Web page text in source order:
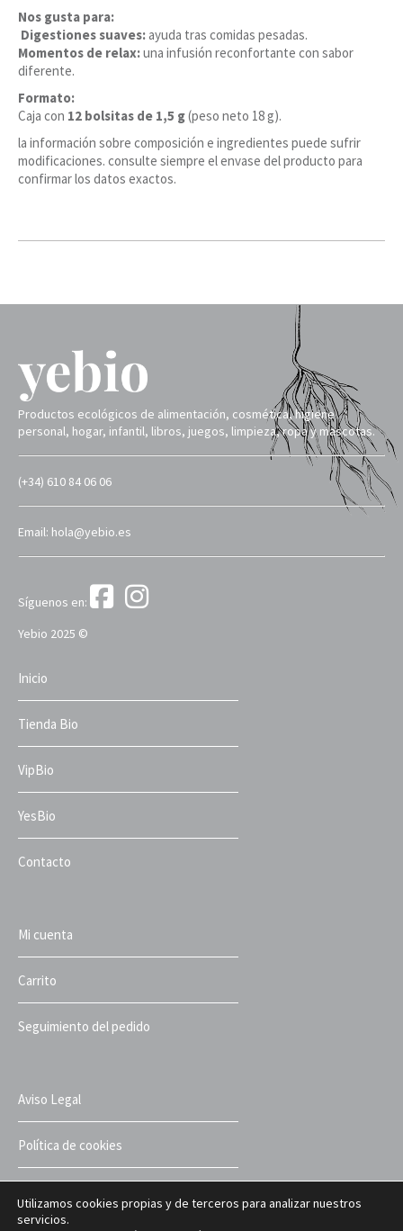
Nos gusta para:
Digestiones suaves: ayuda tras comidas pesadas.
Momentos de relax:una infusión reconfortante con sabor
diferente.
Formato:
Caja con 12 bolsitas de 1,5 g(peso neto 18 g).
la información sobre composición e ingredientes puede sufrir
modificaciones. consulte siempre el envase del producto para
confirmar los datos exactos.
Productos ecológicos de alimentación, cosmética, higiene
personal, hogar, infantil, libros, juegos, limpieza, ropa y mascotas.
(+34) 610 84 06 06
Email: hola@yebio.es
Síguenos en:
Yebio 2025 ©
Inicio
Tienda Bio
VipBio
YesBio
Contacto
Mi cuenta
Carrito
Seguimiento del pedido
Aviso Legal
Política de cookies
Utilizamos cookies propias y de terceros para analizar nuestros
servicios.